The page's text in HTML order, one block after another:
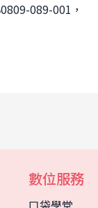
089-001，
數位服務